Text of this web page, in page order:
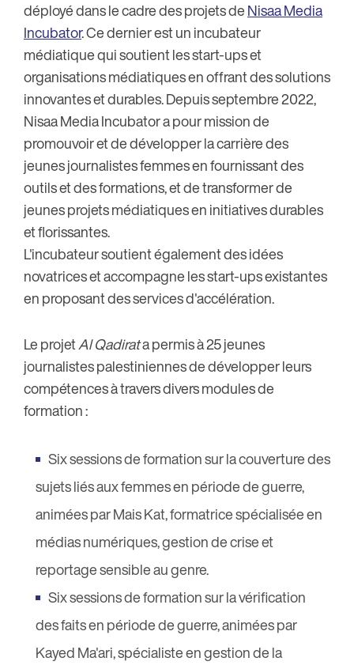
déployé dans le cadre des projets deNisaa Media
Incubator. Ce dernier est un incubateur
médiatique qui soutient les start-ups et
organisations médiatiques en offrant des solutions
innovantes et durables. Depuis septembre 2022,
Nisaa Media Incubator a pour mission de
promouvoir et de développer la carrière des
jeunes journalistes femmes en fournissant des
outils et des formations, et de transformer de
jeunes projets médiatiques en initiatives durables
et florissantes.
L'incubateur soutient également des idées
novatrices et accompagne les start-ups existantes
en proposant des services d'accélération.
Le projetAl Qadirata permis à 25 jeunes
journalistes palestiniennes de développer leurs
compétences à travers divers modules de
formation :
Six sessions de formation sur la couverture des
sujets liés aux femmes en période de guerre,
animées par Mais Kat, formatrice spécialisée en
médias numériques, gestion de crise et
reportage sensible au genre.
Six sessions de formation sur la vérification
des faits en période de guerre, animées par
Kayed Ma'ari, spécialiste en gestion de la